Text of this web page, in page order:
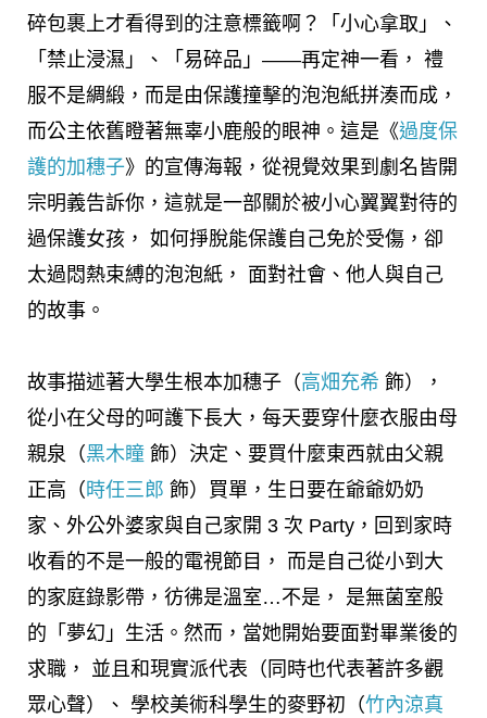
碎包裹上才看得到的注意標籤啊？「小心拿取」、
「禁止浸濕」、「易碎品」——再定神一看， 禮
服不是綢緞，而是由保護撞擊的泡泡紙拼湊而成，
而公主依舊瞪著無辜小鹿般的眼神。這是《過度保
護的加穗子》的宣傳海報，從視覺效果到劇名皆開
宗明義告訴你，這就是一部關於被小心翼翼對待的
過保護女孩， 如何掙脫能保護自己免於受傷，卻
太過悶熱束縛的泡泡紙， 面對社會、他人與自己
的故事。
故事描述著大學生根本加穗子（高畑充希 飾），
從小在父母的呵護下長大，每天要穿什麼衣服由母
親泉（黑木瞳 飾）決定、要買什麼東西就由父親
正高（時任三郎 飾）買單，生日要在爺爺奶奶
家、外公外婆家與自己家開 3 次 Party，回到家時
收看的不是一般的電視節目， 而是自己從小到大
的家庭錄影帶，彷彿是溫室…不是， 是無菌室般
的「夢幻」生活。然而，當她開始要面對畢業後的
求職， 並且和現實派代表（同時也代表著許多觀
眾心聲）、 學校美術科學生的麥野初（竹內涼真